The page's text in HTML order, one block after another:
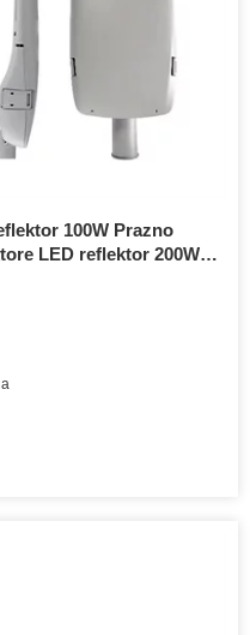
100W Prazno
LED reflektor 200W